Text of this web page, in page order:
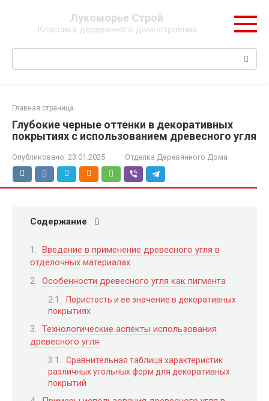
Лукоморье Строй
Классика деревянного домостроения
Поиск:
Главная страница
Глубокие черные оттенки в декоративных
покрытиях с использованием древесного угля
Опубликовано: 23.01.2025 Отделка Деревянного Дома
Содержание
Введение в применение древесного угля в
отделочных материалах
Особенности древесного угля как пигмента
Пористость и ее значение в декоративных
покрытиях
Технологические аспекты использования
древесного угля
Сравнительная таблица характеристик
различных угольных форм для декоративных
покрытий